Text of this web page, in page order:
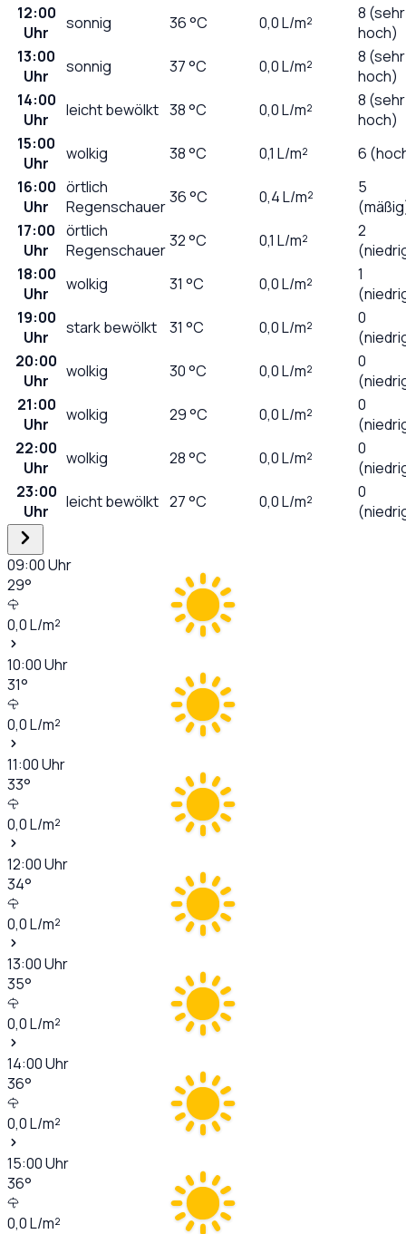
12:00
Uhr
sonnig 36°C 0,0L/m²
8 (sehr
hoch)
13:00
Uhr
sonnig 37°C 0,0L/m²
8 (sehr
hoch)
14:00
Uhr
leicht bewölkt 38°C 0,0L/m²
8 (sehr
hoch)
15:00
Uhr
wolkig 38°C 0,1 L/m²
6
16:00
Uhr
örtlich
Regenschauer36°C 0,4L/m²
5
17:00
Uhr
örtlich
Regenschauer32°C 0,1 L/m²
2
18:00
Uhr
wolkig 31 °C 0,0L/m²
1
19:00
Uhr
stark bewölkt 31 °C 0,0L/m²
0
20:00
Uhr
wolkig 30°C 0,0L/m²
0
21:00
Uhr
wolkig 29°C 0,0L/m²
0
22:00
Uhr
wolkig 28°C 0,0L/m²
0
23:00
Uhr
leicht bewölkt 27°C 0,0L/m²
0
09:00Uhr
29°
0,0L/m²
10:00Uhr
31°
0,0L/m²
11:00Uhr
33°
0,0L/m²
12:00Uhr
34°
0,0L/m²
13:00Uhr
35°
0,0L/m²
14:00Uhr
36°
0,0L/m²
15:00Uhr
36°
0,0L/m²